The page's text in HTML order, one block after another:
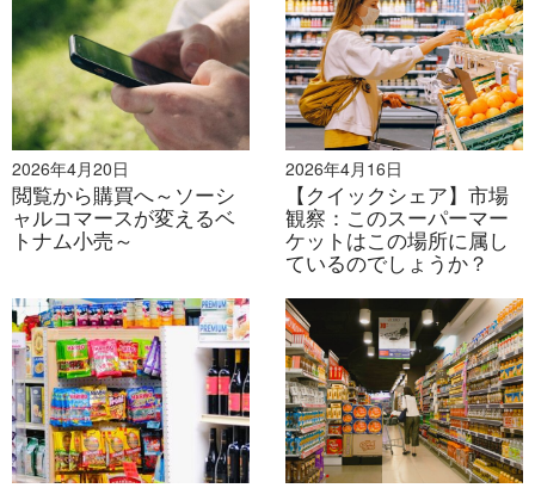
2026年7月30日
産業用不動産のM&A活動が増加傾向にある
2026年7月28日
2026年4月20日
閲覧から購買へ～ソーシ
ャルコマースが変えるベ
トナム小売～
2026年4月16日
【クイックシェア】市場
観察：このスーパーマー
ケットはこの場所に属し
ているのでしょうか？